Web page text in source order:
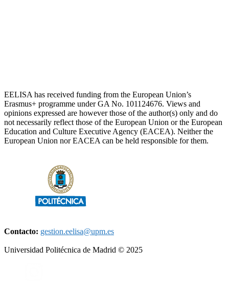
EELISA has received funding from the European Union’s
Erasmus+ programme under GA No. 101124676. Views and
opinions expressed are however those of the author(s) only and do
not necessarily reflect those of the European Union or the European
Education and Culture Executive Agency (EACEA). Neither the
European Union nor EACEA can be held responsible for them.
Contacto: gestion.eelisa@upm.es
Universidad Politécnica de Madrid © 2025